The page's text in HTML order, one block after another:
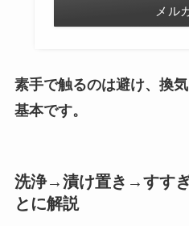
メル
素手で触るのは避け、換
基本です。
洗浄→漬け置き→すす
とに解説